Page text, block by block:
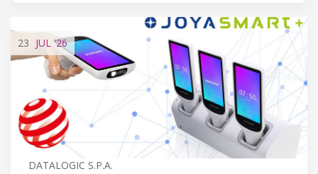
23 JUL '26
DATALOGIC S.P.A.